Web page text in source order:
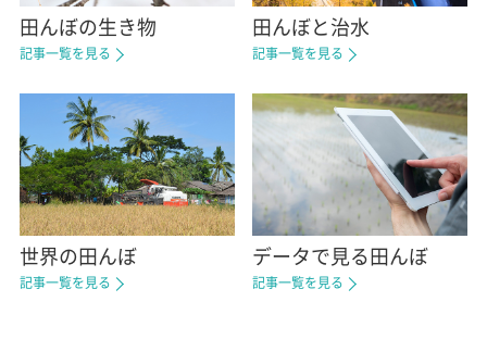
田んぼの生き物
記事一覧を見る
田んぼと治水
記事一覧を見る
世界の田んぼ
記事一覧を見る
データで見る田んぼ
記事一覧を見る